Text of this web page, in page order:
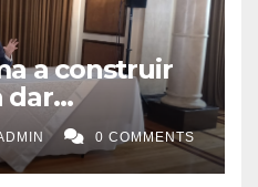
a construir
dar
a Nuevo León
0 COMMENTS